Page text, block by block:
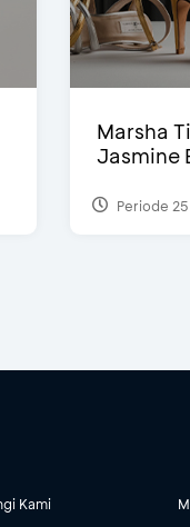
Marsha
Jasmine
Periode
Kami